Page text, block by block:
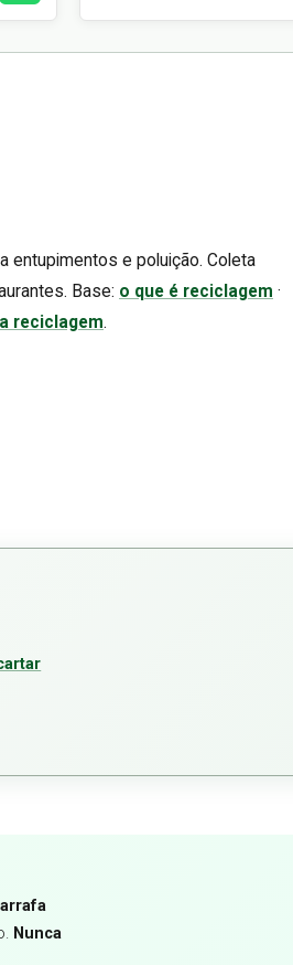
entupimentos e poluição. Coleta
Base: o que é reciclagem ·
reciclagem.
Nunca